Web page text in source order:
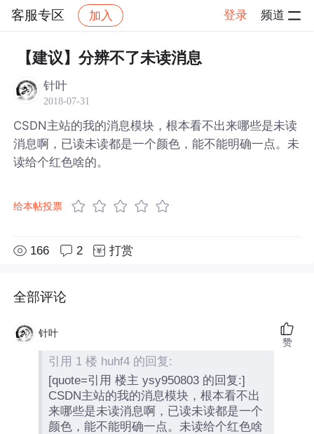
客服专区 加入 登录 频道
社区 客服专区 帖子详情
【建议】分辨不了未读消息
针叶
2018-07-31
CSDN主站的我的消息模块，根本看不出来哪些是未读
消息啊，已读未读都是一个颜色，能不能明确一点。未
读给个红色啥的。
给本帖投票
166 2 打赏
全部评论
针叶
引用 1 楼 huhf4 的回复:
[quote=引用 楼主 ysy950803 的回复:]
CSDN主站的我的消息模块，根本看不出
来哪些是未读消息啊，已读未读都是一个
颜色，能不能明确一点。未读给个红色啥
赞